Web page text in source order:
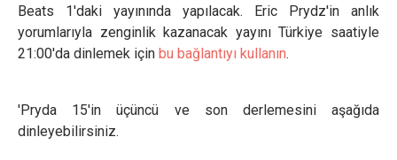
Beats 1'daki yayınında yapılacak. Eric Prydz'in anlık
yorumlarıyla zenginlik kazanacak yayını Türkiye saatiyle
21:00'da dinlemek için bu bağlantıyı kullanın.
'Pryda 15'in üçüncü ve son derlemesini aşağıda
dinleyebilirsiniz.